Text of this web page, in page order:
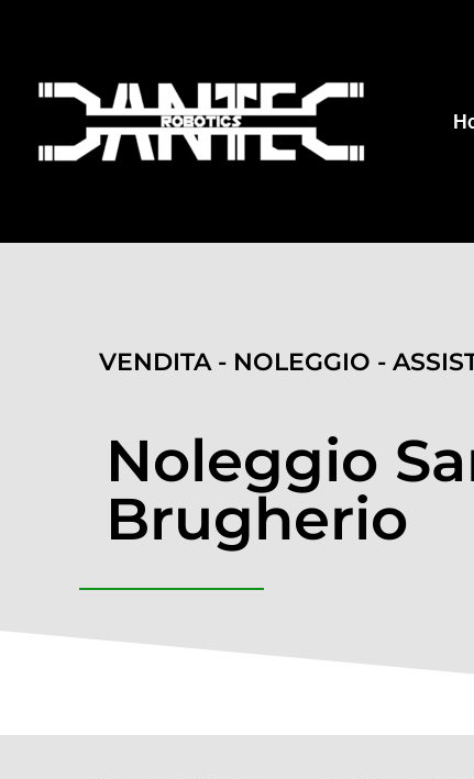
VENDITA - NOLEGGIO -
Noleggio
Brugherio